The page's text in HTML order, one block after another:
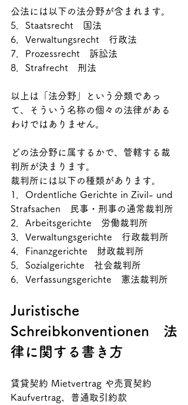
公法には以下の法分野が含まれます。
5．Staatsrecht　国法
6．Verwaltungsrecht　行政法
7．Prozessrecht　訴訟法
8．Strafrecht　刑法
以上は「法分野」という分類であっ
て、そういう名称の個々の法律がある
わけではありません。
どの法分野に属するかで、管轄する裁
判所が決まります。
裁判所には以下の種類があります。
1．Ordentliche Gerichte in Zivil- und
Strafsachen　民事・刑事の通常裁判所
2．Arbeitsgerichte　労働裁判所
3．Verwaltungsgerichte　行政裁判所
4．Finanzgerichte　財政裁判所
5．Sozialgerichte　社会裁判所
6．Verfassungsgerichte　憲法裁判所
Juristische
Schreibkonventionen　法
律に関する書き方
賃貸契約 Mietvertrag や売買契約
Kaufvertrag、普通取引約款